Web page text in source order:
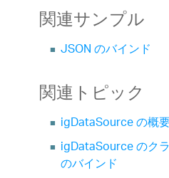
関連サンプル
JSON のバインド
関連トピック
igDataSource の概
igDataSource のク
のバインド